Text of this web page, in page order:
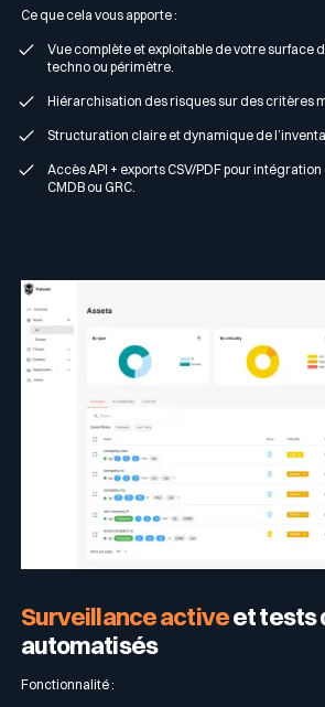
Ce que cela vous apporte :
Vue complète et exploitable de votre surface
techno ou périmètre.
Hiérarchisation des risques sur des critères
Structuration claire et dynamique de
Accès API + exports CSV/PDF pour intégration
CMDB ou GRC.
Surveillance activeet tests
automatisés
Fonctionnalité :